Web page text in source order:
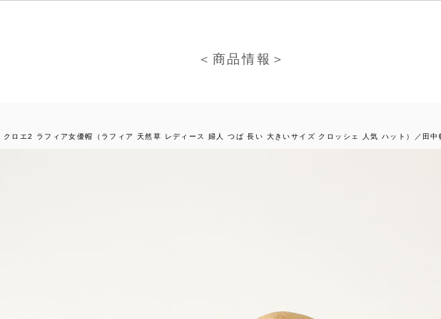
＜商品情報＞
ロエ2 ラフィア女優帽（ラフィア 天然草 レディース 婦人 つば 長い 大きいサイズ クロッシェ 人気 ハット）／田中